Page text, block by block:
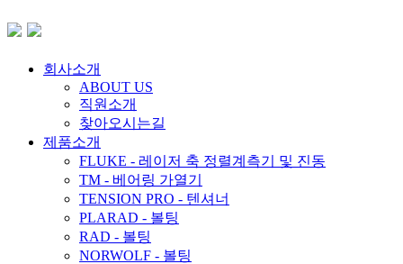
회사소개
ABOUT US
직원소개
찾아오시는길
제품소개
FLUKE - 레이저 축 정렬계측기 및 진동
TM - 베어링 가열기
TENSION PRO - 텐셔너
PLARAD - 볼팅
RAD - 볼팅
NORWOLF - 볼팅